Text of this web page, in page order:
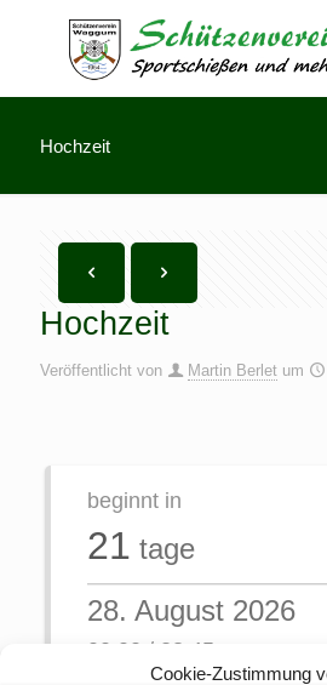
Cookie-Zustimmung
Hochzeit
Hochzeit
Veröffentlicht von Martin Berlet um
beginnt in
21 tage
28. August 2026
00:00 / 23:45